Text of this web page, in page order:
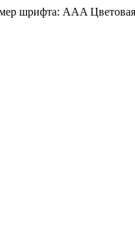
шрифта: AAA